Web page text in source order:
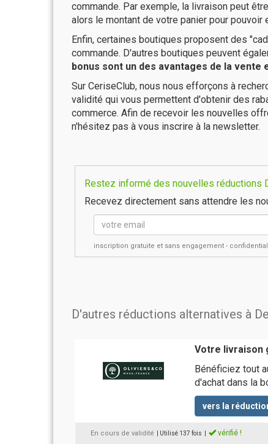
commande. Par exemple, la livraison peut
alors le montant de votre panier pour pouvoir
Enfin, certaines boutiques proposent des
commande. D'autres boutiques peuvent
bonus sont un des avantages de la vente
Sur CeriseClub, nous nous efforçons à
validité qui vous permettent d'obtenir des
commerce. Afin de recevoir les nouvelles
n'hésitez pas à vous inscrire à la newsletter.
Restez informé des nouvelles réductions
Recevez directement sans attendre les
inscription gratuite et sans engagement -
D'autres réductions alternatives à
Votre livraison
Bénéficiez tout
d'achat dans la
vers la
En cours de validité | Utilisé 137 fois vérifié !